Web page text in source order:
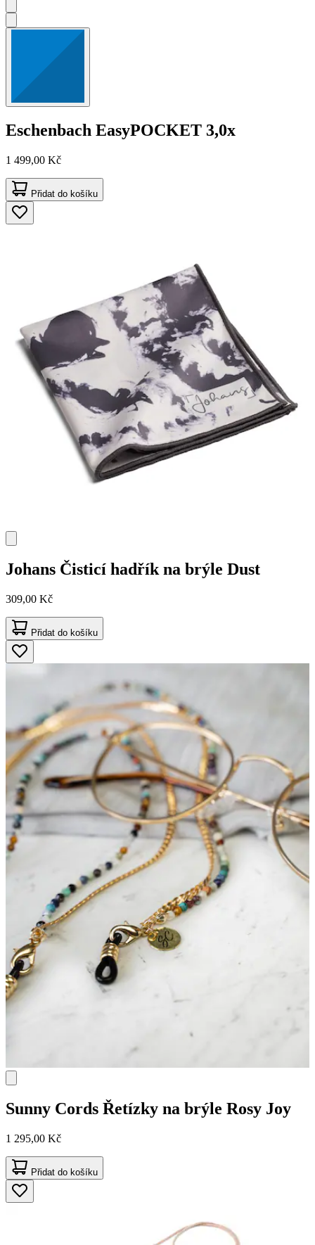
Eschenbach EasyPOCKET 3,0x
1 499,00 Kč
Přidat do košíku
Johans Čisticí hadřík na brýle Dust
309,00 Kč
Přidat do košíku
Sunny Cords Řetízky na brýle Rosy Joy
1 295,00 Kč
Přidat do košíku